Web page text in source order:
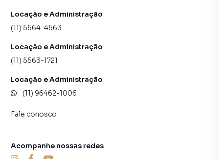
Locação e Administração
(11) 5564-4563
Locação e Administração
(11) 5563-1721
Locação e Administração
(11) 96462-1006
Fale conosco
Acompanhe nossas redes